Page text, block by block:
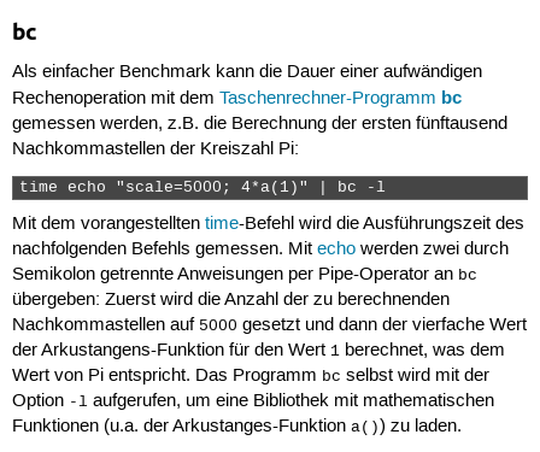
bc
Als einfacher Benchmark kann die Dauer einer aufwändigen
Rechenoperation mit dem Taschenrechner-Programm bc
gemessen werden, z.B. die Berechnung der ersten fünftausend
Nachkommastellen der Kreiszahl Pi:
time echo "scale=5000; 4*a(1)" | bc -l
Mit dem vorangestellten time-Befehl wird die Ausführungszeit des
nachfolgenden Befehls gemessen. Mit echowerden zwei durch
Semikolon getrennte Anweisungen per Pipe-Operator an bc
übergeben: Zuerst wird die Anzahl der zu berechnenden
Nachkommastellen auf 5000 gesetzt und dann der vierfache Wert
der Arkustangens-Funktion für den Wert 1berechnet, was dem
Wert von Pi entspricht. Das Programm bc selbst wird mit der
Option -l aufgerufen, um eine Bibliothek mit mathematischen
Funktionen (u.a. der Arkustanges-Funktion a()) zu laden.